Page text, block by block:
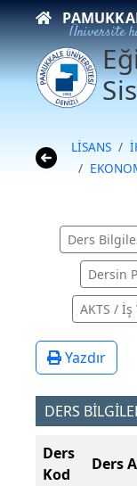
Üniversite
LİSANS
Ders
Dersin
AKTS /
Yazdır
DERS
Ders
Kod
Ders